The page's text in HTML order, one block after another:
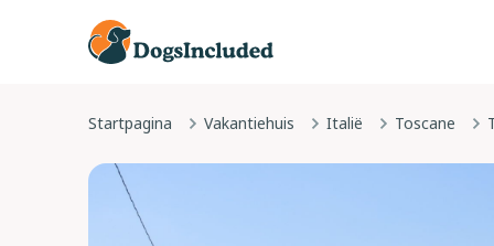
Startpagina Vakantiehuis Italië Toscane